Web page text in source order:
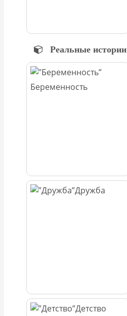
Реальные истории
Беременность
Дружба
Детство